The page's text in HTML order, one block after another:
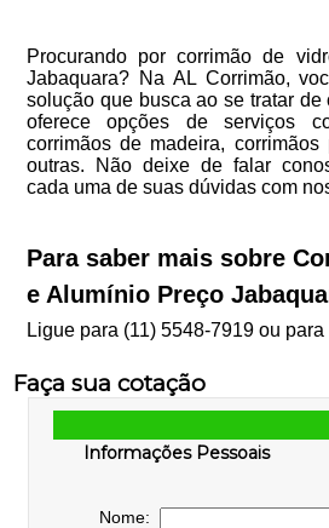
Procurando por corrimão de
Jabaquara? Na AL Corrimão,
solução que busca ao se tratar de
oferece opções de serviços
corrimãos de madeira, corrimãos
outras. Não deixe de falar
cada uma de suas dúvidas com
Para saber mais sobre
e Alumínio Preço
Ligue para (11) 5548-7919ou para
Faça sua cotação
Informações Pessoais
Nome: